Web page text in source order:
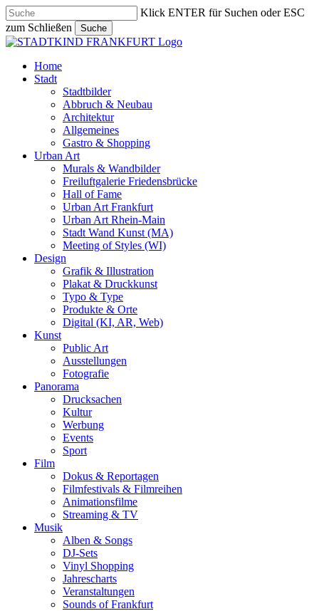
Skip
to
main
content
Klick ENTER für Suchen oder ESC
zum Schließen
Suche
Close
search
Menu
Home
Stadt
Stadtbilder
Abbruch & Neubau
Architektur
Allgemeines
Gastro & Shopping
Urban Art
Murals & Wandbilder
Freiluftgalerie Friedensbrücke
Hall of Fame
Urban Art Frankfurt
Urban Art Rhein-Main
Stadt Wand Kunst (MA)
Meeting of Styles (WI)
Design
Grafik & Illustration
Plakat & Druckkunst
Typo & Type
Produkte & Orte
Digital (KI, AR, Web)
Kunst
Public Art
Ausstellungen
Fotografie
Panorama
Drucksachen
Kultur
Werbung
Events
Sport
Film
Dokus & Reportagen
Filmfestivals & Filmreihen
Animationsfilme
Streaming & TV
Musik
Alben & Songs
DJ-Sets
Vinyl Shopping
Jahrescharts
Veranstaltungen
Sounds of Frankfurt